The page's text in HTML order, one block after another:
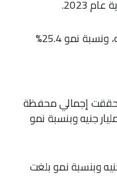
بينما سجل إجمالي ودائع العملاء مبلغ 106.6 مليار جنيه، بزيادة قدرها 21.6 مليار جنيه، ونسبة نمو 25.4%
حققت إجمالي محفظة
والتسهيلات المقدمة للمؤسسات مبلغ 48.1 مليار جنيه، بزيادة قدرها 12 مليار جنيه وبنسبة نمو
للشركات الكبرى والمشتركة ارتفاعاً بقيمة 10 مليار جنيه وبنسبة نمو بلغت